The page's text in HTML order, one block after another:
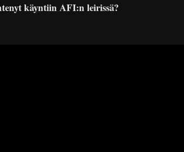
käyntiin AFI:n leirissä?